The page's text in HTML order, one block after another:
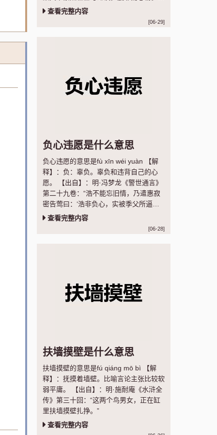
【语法】：联合式；作谓语；指心怀不
查看完整内容
[06-29]
负心违愿是什么意思
负心违愿的意思是fù xīn wéi yuàn 【解
释】：负：辜负。辜负和违背自己的心
愿。 【出自】：明·冯梦龙《警世通言》
第二十九卷：“浩不能忘旧情，乃遣惠寂
密告莺曰：‘浩非负心，实被季父所逼，
复与孙氏结亲，负心违愿，痛彻心髓。”
查看完整内容
[06-28]
扶墙摸壁是什么意思
扶墙摸壁的意思是fú qiáng mō bì 【解
释】：抚摸着墙壁。比喻言论主张比较软
弱平庸。 【出自】：明·施耐庵《水浒全
传》第三十回：“这两个鸟男女，正在缸
里扶墙摸壁扎挣。”
查看完整内容